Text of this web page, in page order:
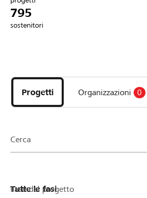
Registrazione
795
sostenitori
i
progetti
e
della
Progetti Organizzazioni 0
Cerca
Fase del progetto